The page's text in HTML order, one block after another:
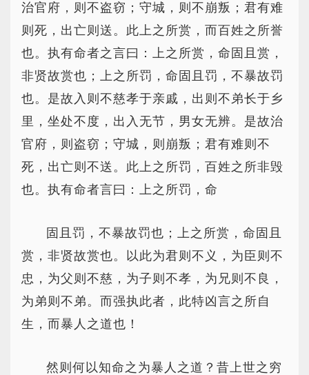
治官府，则不盗窃；守城，则不崩叛；君有难
则死，出亡则送。此上之所赏，而百姓之所誉
也。执有命者之言曰：上之所赏，命固且赏，
非贤故赏也；上之所罚，命固且罚，不暴故罚
也。是故入则不慈孝于亲戚，出则不弟长于乡
里，坐处不度，出入无节，男女无辨。是故治
官府，则盗窃；守城，则崩叛；君有难则不
死，出亡则不送。此上之所罚，百姓之所非毁
也。执有命者言曰：上之所罚，命
固且罚，不暴故罚也；上之所赏，命固且
赏，非贤故赏也。以此为君则不义，为臣则不
忠，为父则不慈，为子则不孝，为兄则不良，
为弟则不弟。而强执此者，此特凶言之所自
生，而暴人之道也！
然则何以知命之为暴人之道？昔上世之穷